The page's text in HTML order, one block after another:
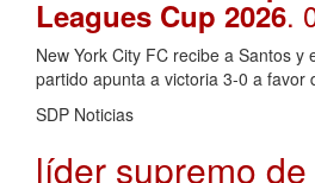
Leagues Cup 2026.
New York City FC recibe a Santos y
partido apunta a victoria 3-0 a favor
SDP Noticias
líder supremo